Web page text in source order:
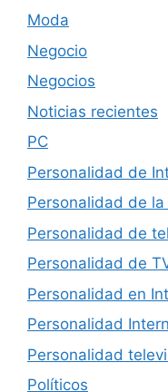
Moda
Negocio
Negocios
Noticias recientes
PC
Personalidad de
Personalidad de
Personalidad de
Personalidad de
Personalidad en
Personalidad
Personalidad
Políticos